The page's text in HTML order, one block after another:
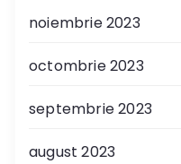
noiembrie 2023
octombrie 2023
septembrie 2023
august 2023